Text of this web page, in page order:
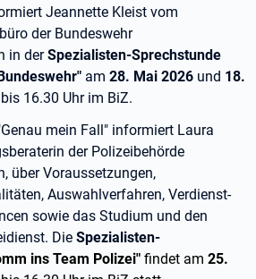
Jeannette Kleist vom
der Bundeswehr
in derSpezialisten-Sprechstunde
am 28. Mai 2026 und 18.
16.30 Uhr im BiZ.
mein Fall" informiert Laura
der Polizeibehörde
über Voraussetzungen,
Auswahlverfahren, Verdienst-
sowie das Studium und den
Die Spezialisten-
ins Team Polizei" findet am 25.